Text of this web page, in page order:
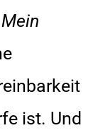
Mein
ist. Und